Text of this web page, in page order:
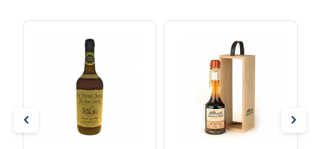
chevron_left chevron_right